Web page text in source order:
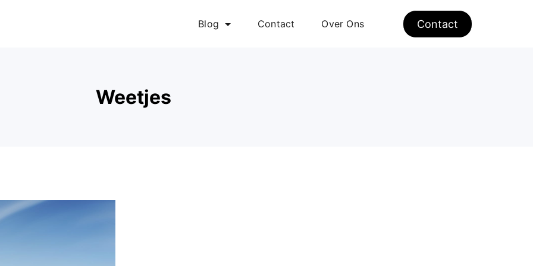
Blog Contact Over Ons Contact
Weetjes